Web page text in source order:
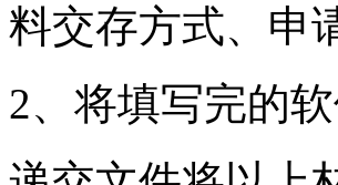
料交存方式、申
2、将填写完的